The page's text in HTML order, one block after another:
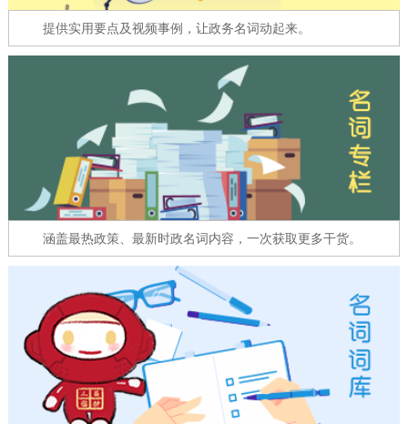
走进北京
十六区概览
绿色北京 图说北京 视频北京
多语种
ENGLISH 한국어 日本語
FRANÇAIS
ESPAÑOL العربية PORTUGUÊS
ITALIANO
提供实用要点及视频事例，让政务名词动起来。
涵盖最热政策、最新时政名词内容，一次获取更多干货。